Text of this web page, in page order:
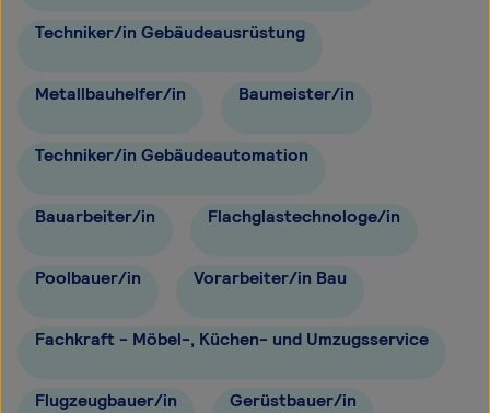
Techniker/in Gebäudeausrüstung
Metallbauhelfer/in Baumeister/in
Techniker/in Gebäudeautomation
Bauarbeiter/in Flachglastechnologe/in
Poolbauer/in Vorarbeiter/in Bau
Fachkraft - Möbel-, Küchen- und Umzugsservice
Flugzeugbauer/in Gerüstbauer/in